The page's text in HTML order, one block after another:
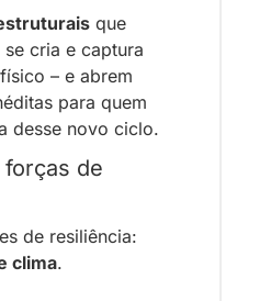
que
cria e captura
– e abrem
para quem
desse novo ciclo.
de
clima.